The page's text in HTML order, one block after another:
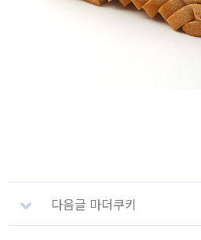
다음글 마더쿠키